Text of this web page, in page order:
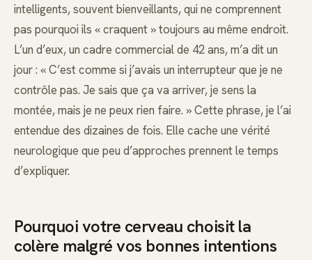
intelligents, souvent bienveillants, qui ne comprennent
pas pourquoi ils « craquent » toujours au même endroit.
L’un d’eux, un cadre commercial de 42 ans, m’a dit un
jour : « C’est comme si j’avais un interrupteur que je ne
contrôle pas. Je sais que ça va arriver, je sens la
montée, mais je ne peux rien faire. » Cette phrase, je l’ai
entendue des dizaines de fois. Elle cache une vérité
neurologique que peu d’approches prennent le temps
d’expliquer.
Pourquoi votre cerveau choisit la
colère malgré vos bonnes intentions